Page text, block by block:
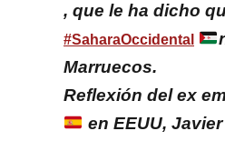
, que le ha dicho
#SaharaOccidental
Marruecos.
Reflexión del ex
en EEUU,